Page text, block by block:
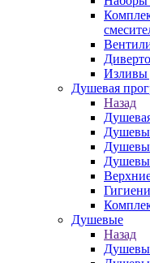
Изливы
Душевая
Назад
Душевые
Назад